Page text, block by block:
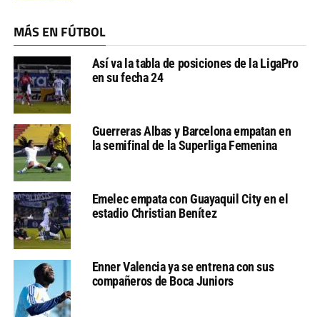
MÁS EN FÚTBOL
Así va la tabla de posiciones de la LigaPro
en su fecha 24
Guerreras Albas y Barcelona empatan en
la semifinal de la Superliga Femenina
Emelec empata con Guayaquil City en el
estadio Christian Benítez
Enner Valencia ya se entrena con sus
compañeros de Boca Juniors